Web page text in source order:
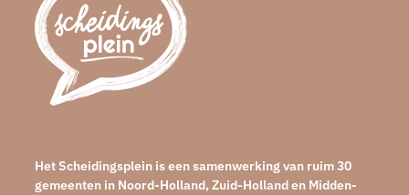
Het Scheidingsplein is een samenwerking van ruim 30
gemeenten in Noord-Holland, Zuid-Holland en Midden-